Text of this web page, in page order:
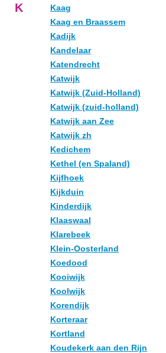
K
Kaag
Kaag en Braassem
Kadijk
Kandelaar
Katendrecht
Katwijk
Katwijk (Zuid-Holland)
Katwijk (zuid-holland)
Katwijk aan Zee
Katwijk zh
Kedichem
Kethel (en Spaland)
Kijfhoek
Kijkduin
Kinderdijk
Klaaswaal
Klarebeek
Klein-Oosterland
Koedood
Kooiwijk
Koolwijk
Korendijk
Korteraar
Kortland
Koudekerk aan den Rijn